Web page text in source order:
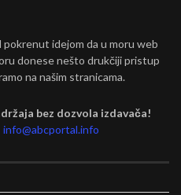
idejom da u moru web
donese nešto drukčiji pristup
na našim stranicama.
bez dozvola izdavača!
info@abcportal.info